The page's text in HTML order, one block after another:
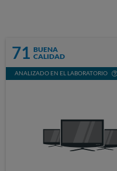
71 BUENA
CALIDAD
ANALIZADO EN EL LABORATORIO